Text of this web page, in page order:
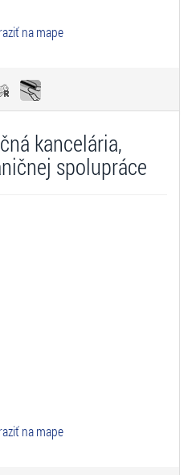
na mape
kancelária,
spolupráce
na mape